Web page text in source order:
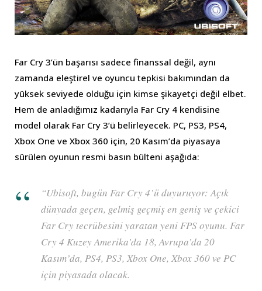
Far Cry 3’ün başarısı sadece finanssal değil, aynı
zamanda eleştirel ve oyuncu tepkisi bakımından da
yüksek seviyede olduğu için kimse şikayetçi değil elbet.
Hem de anladığımız kadarıyla Far Cry 4 kendisine
model olarak Far Cry 3’ü belirleyecek. PC, PS3, PS4,
Xbox One ve Xbox 360 için, 20 Kasım’da piyasaya
sürülen oyunun resmi basın bülteni aşağıda:
“Ubisoft, bugün Far Cry 4’ü duyuruyor: Açık
dünyada geçen, gelmiş geçmiş en geniş ve çekici
Far Cry tecrübesini yaratan yeni FPS oyunu. Far
Cry 4 Kuzey Amerika’da 18, Avrupa’da 20
Kasım’da, PS4, PS3, Xbox One, Xbox 360 ve PC
için piyasada olacak.